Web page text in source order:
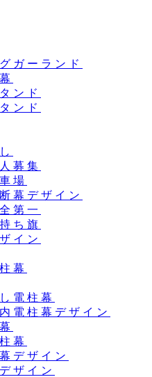
ガーランド
ンド
ンド
募集
場
幕デザイン
第一
ち旗
イン
幕
電柱幕
電柱幕デザイン
幕
デザイン
ザイン